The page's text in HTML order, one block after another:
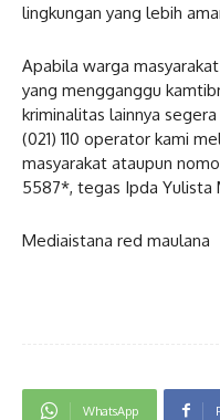
lingkungan yang lebih
Apabila warga
yang mengganggu
kriminalitas lainnya
(021) 110 operator kami
masyarakat ataupun
5587*, tegas Ipda Yulista
Mediaistana red maulana
WhatsApp